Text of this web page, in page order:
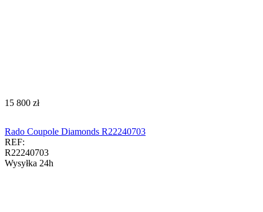
‍15 800‍ zł
Rado Coupole Diamonds R22240703
REF:
R22240703
Wysyłka 24h